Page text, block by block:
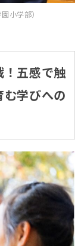
小学部）
！五感で触
む学びへの